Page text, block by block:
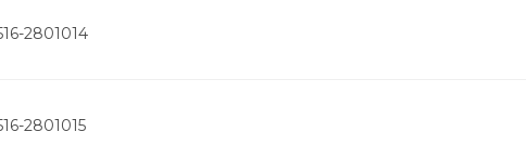
2801014
2801015